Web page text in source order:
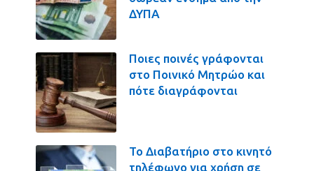
ΔΥΠΑ
Ποιες ποινές γράφονται
στο Ποινικό Μητρώο και
πότε διαγράφονται
Το Διαβατήριο στο κινητό
τηλέφωνο για χρήση σε